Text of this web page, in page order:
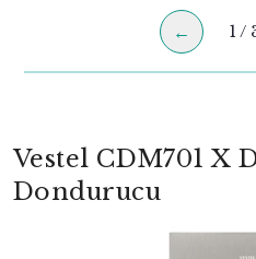
← 1 /
Vestel CDM701 X
Dondurucu